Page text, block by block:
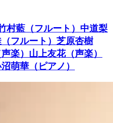
村藍（フルート）中道梨
フルート）芝原杏樹
楽）山上友花（声楽）
萌華（ピアノ）